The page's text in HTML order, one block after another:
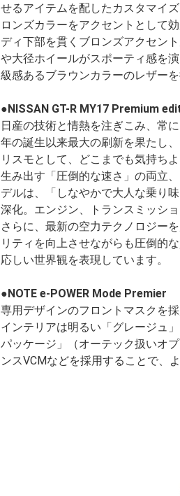
せるアイテムを配したカスタマイ
ロンズカラーをアクセントとして
ディ下部を貫くブロンズアクセン
や大径ホイールがスポーティ感を
級感あるブラウンカラーのレザー
●NISSAN GT-R MY17 Premium
日産の技術と情熱を注ぎこみ、常
年の誕生以来最大の刷新を果たし
リスモとして、どこまでも気持ち
生み出す「圧倒的な速さ」の両立
デルは、「しなやかで大人な乗り
深化。エンジン、トランスミッシ
さらに、最新の空力テクノロジー
リティを向上させながらも圧倒的
応しい世界観を表現しています。
●NOTE e-POWER Mode Premier
専用デザインのフロントマスクを
インテリアは明るい「グレージュ
パッケージ」（オーテック扱いオ
ンスVCMなどを採用することで、